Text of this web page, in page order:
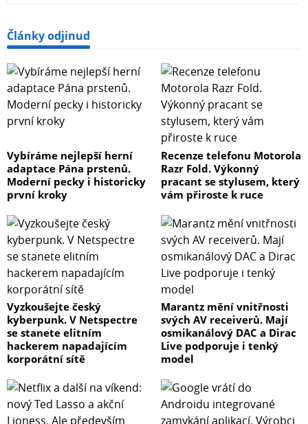
Články odjinud
Vybíráme nejlepší herní
adaptace Pána prstenů.
Moderní pecky i historicky
první kroky
Recenze telefonu Motorola
Razr Fold. Výkonný
pracant se stylusem, který
vám přiroste k ruce
Vyzkoušejte český
kyberpunk. V Netspectre
se stanete elitním
hackerem napadajícím
korporátní sítě
Marantz mění vnitřnosti
svých AV receiverů. Mají
osmikanálový DAC a Dirac
Live podporuje i tenký
model